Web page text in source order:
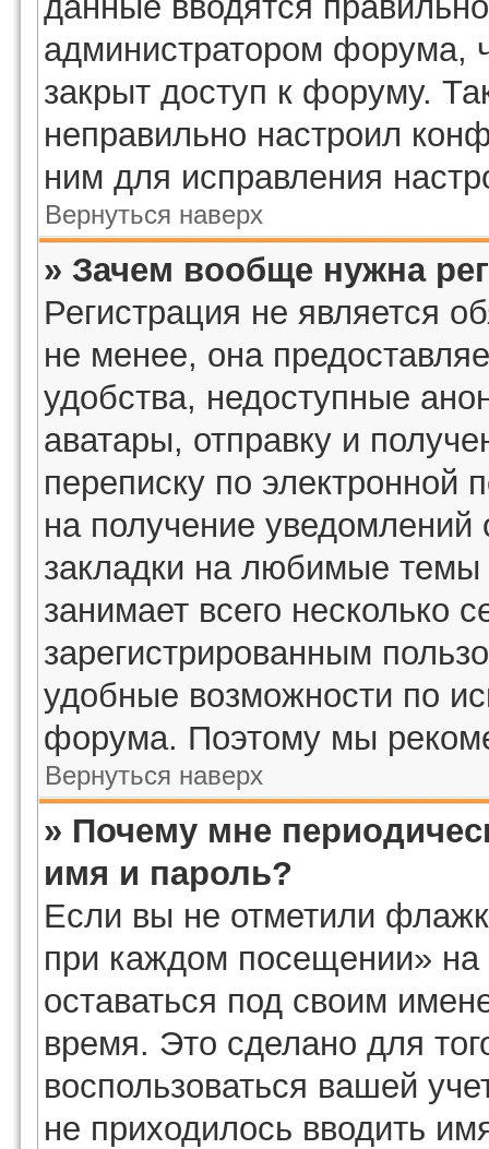
администратором форума,
закрыт доступ к форуму.
неправильно настроил
ним для исправления
Вернуться наверх
» Зачем вообще нужна
Регистрация не является
не менее, она
удобства, недоступные
аватары, отправку и
переписку по электронной
на получение
закладки на любимые темы
занимает всего несколько
зарегистрированным
удобные возможности по
форума. Поэтому мы
Вернуться наверх
» Почему мне
имя и пароль?
Если вы не отметили
при каждом посещении» на
оставаться под своим
время. Это сделано для
воспользоваться вашей
не приходилось вводить